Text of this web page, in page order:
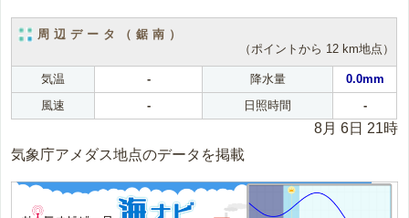
周辺データ（鋸南）
（ポイントから 12 km地点）
気温 - 降水量
0.0mm
風速
- 日照時間 -
8月 6日 21時
気象庁アメダス地点のデータを掲載